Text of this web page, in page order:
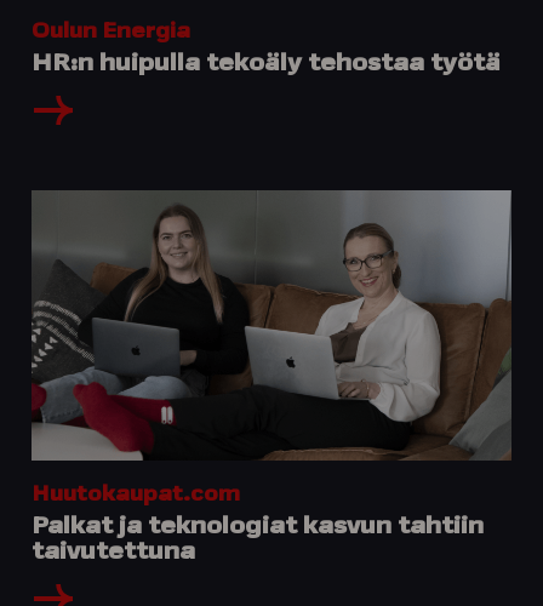
Oulun Energia
HR:n huipulla tekoäly tehostaa työtä
Huutokaupat.com
Palkat ja teknologiat kasvun tahtiin
taivutettuna